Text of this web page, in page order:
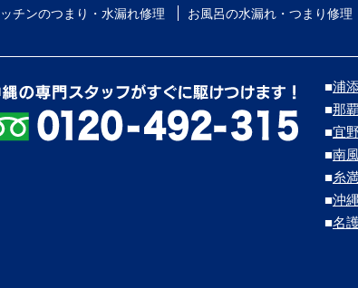
チンのつまり・水漏れ修理 お風呂の水漏れ・つまり修理
■浦
■那
■宜
■南
■糸
■沖
■名